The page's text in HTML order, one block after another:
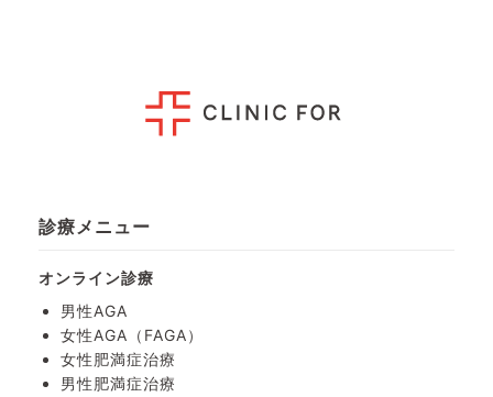
診療メニュー
オンライン診療
男性AGA
女性AGA（FAGA）
女性肥満症治療
男性肥満症治療